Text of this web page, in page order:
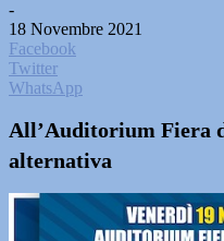
-
18 Novembre 2021
Facebook
Twitter
WhatsApp
All’Auditorium Fiera
alternativa